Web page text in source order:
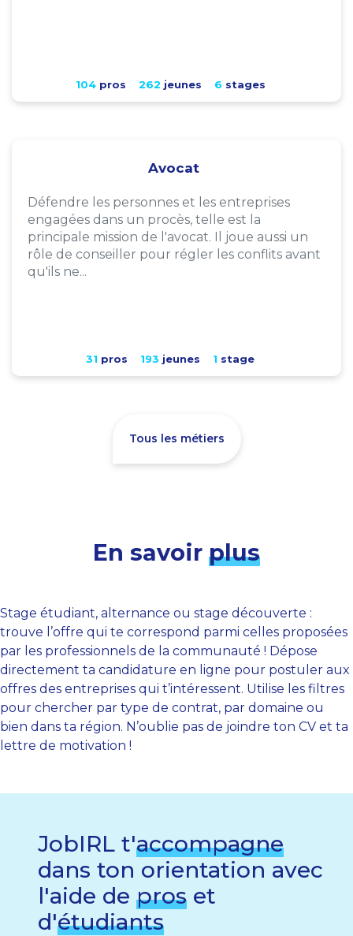
104pros 262 jeunes 6 stages
Avocat
Défendre les personnes et les entreprises
engagées dans un procès, telle est la
principale mission de l'avocat. Il joue aussi un
rôle de conseiller pour régler les conflits avant
qu'ils ne...
31 pros 193 jeunes 1 stage
Tous les métiers
En savoir plus
Stage étudiant, alternance ou stage découverte :
trouve l’offre qui te correspond parmi celles proposées
par les professionnels de la communauté ! Dépose
directement ta candidature en ligne pour postuler aux
offres des entreprises qui t’intéressent. Utilise les filtres
pour chercher par type de contrat, par domaine ou
bien dans ta région. N’oublie pas de joindre ton CV et ta
lettre de motivation !
JobIRL t'accompagne
dans ton orientation avec
l'aide de pros et
d'étudiants